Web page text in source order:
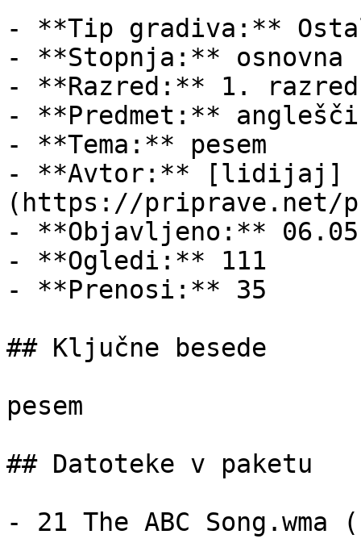
- **Tip gradiva:**
- **Stopnja:** osnovna
- **Razred:** 1. razred
- **Predmet:**
- **Tema:** pesem
- **Avtor:** [lidijaj]
(https://
- **Objavljeno:**
- **Ogledi:** 111
- **Prenosi:** 35
## Ključne besede
pesem
## Datoteke v paketu
- 21 The ABC Song.wma